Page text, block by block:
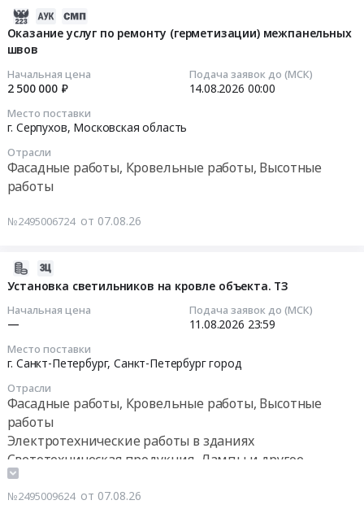
250).
Оказание услуг по ремонту (герметизации) межпанельных
швов
Начальная цена
2 500 000 ₽
Подача заявок до (МСК)
14.08.2026 00:00
Место поставки
г. Серпухов, Московская область
Отрасли
Фасадные работы, Кровельные работы, Высотные
работы
№2495006724 от 07.08.26
Установка светильников на кровле объекта. ТЗ
Начальная цена
—
Подача заявок до (МСК)
11.08.2026 23:59
Место поставки
г. Санкт-Петербург,Санкт-Петербург город
Отрасли
Фасадные работы, Кровельные работы, Высотные
работы
Электротехнические работы в зданиях
Светотехническая продукция, Лампы и другое
осветительное оборудование
№2495009624 от 07.08.26